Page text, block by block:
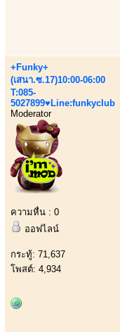
+Funky+
(เสนา.ซ.17)10:00-06:00
T:085-
5027899♥Line:funkyclub
Moderator
ความหื่น : 0
ออฟไลน์
กระทู้: 71,637
โพสต์: 4,934